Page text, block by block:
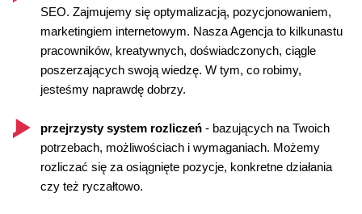
SEO. Zajmujemy się optymalizacją, pozycjonowaniem,
marketingiem internetowym. Nasza Agencja to kilkunastu
pracowników, kreatywnych, doświadczonych, ciągle
poszerzających swoją wiedzę. W tym, co robimy,
jesteśmy naprawdę dobrzy.
przejrzysty system rozliczeń - bazujących na Twoich
potrzebach, możliwościach i wymaganiach. Możemy
rozliczać się za osiągnięte pozycje, konkretne działania
czy też ryczałtowo.